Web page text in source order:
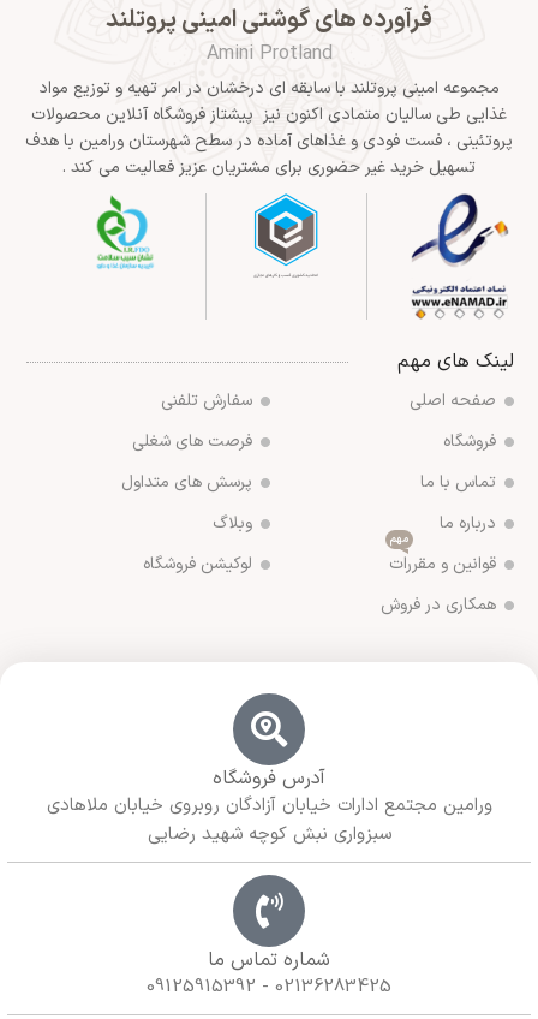
فرآورده های گوشتی امینی پروتلند
Amini Protland
مجموعه امینی پروتلند با سابقه ای درخشان در امر تهیه و توزیع مواد
غذایی طی سالیان متمادی اکنون نیز پیشتاز فروشگاه آنلاین محصولات
پروتئینی ، فست فودی و غذاهای آماده در سطح شهرستان ورامین با هدف
تسهیل خرید غیر حضوری برای مشتریان عزیز فعالیت می کند .
لینک های مهم
صفحه اصلی
فروشگاه
تماس با ما
درباره ما
قوانین و مقررات
مهم
همکاری در فروش
سفارش تلفنی
فرصت های شغلی
پرسش های متداول
وبلاگ
لوکیشن فروشگاه
آدرس فروشگاه
ورامین مجتمع ادارات خیابان آزادگان روبروی خیابان ملاهادی
سبزواری نبش کوچه شهید رضایی
شماره تماس ما
02136283425 - 09125915392